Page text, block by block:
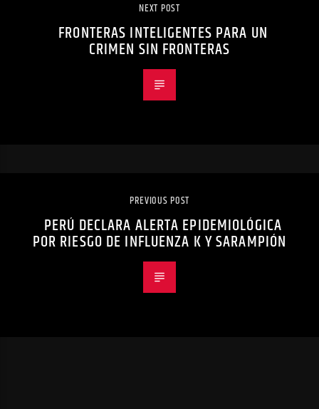
NEXT POST
FRONTERAS INTELIGENTES PARA UN
CRIMEN SIN FRONTERAS
PREVIOUS POST
PERÚ DECLARA ALERTA EPIDEMIOLÓGICA
POR RIESGO DE INFLUENZA K Y SARAMPIÓN